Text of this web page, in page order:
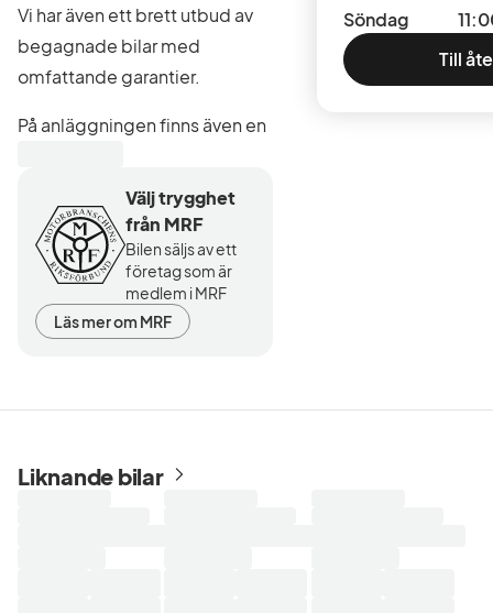
Vi har även ett brett utbud av
begagnade bilar med
omfattande garantier.
På anläggningen finns även en
tänkbara service och
underhållsbehov för din bil.
Förmånlig finansiering erbjuds
genom Mazda Finans, Suzuki
Finans och DnB.
Motorbranschens Riksförbund
extra trygghet. Våra
Välj trygghet
från MRF
Bilen säljs av ett
företag som är
medlem i MRF
Läs mer om MRF
Söndag
Till
Liknande bilar